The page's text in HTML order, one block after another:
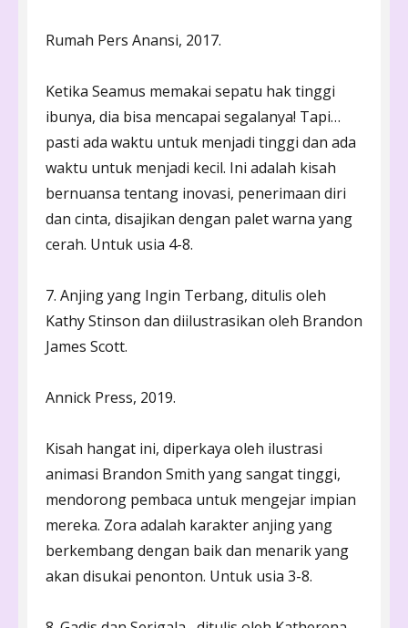
Rumah Pers Anansi, 2017.
Ketika Seamus memakai sepatu hak tinggi
ibunya, dia bisa mencapai segalanya! Tapi…
pasti ada waktu untuk menjadi tinggi dan ada
waktu untuk menjadi kecil. Ini adalah kisah
bernuansa tentang inovasi, penerimaan diri
dan cinta, disajikan dengan palet warna yang
cerah. Untuk usia 4-8.
7. Anjing yang Ingin Terbang, ditulis oleh
Kathy Stinson dan diilustrasikan oleh Brandon
James Scott.
Annick Press, 2019.
Kisah hangat ini, diperkaya oleh ilustrasi
animasi Brandon Smith yang sangat tinggi,
mendorong pembaca untuk mengejar impian
mereka. Zora adalah karakter anjing yang
berkembang dengan baik dan menarik yang
akan disukai penonton. Untuk usia 3-8.